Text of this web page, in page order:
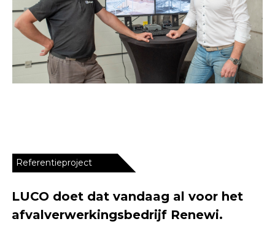
Referentieproject
LUCO doet dat vandaag al voor het
afvalverwerkingsbedrijf Renewi.